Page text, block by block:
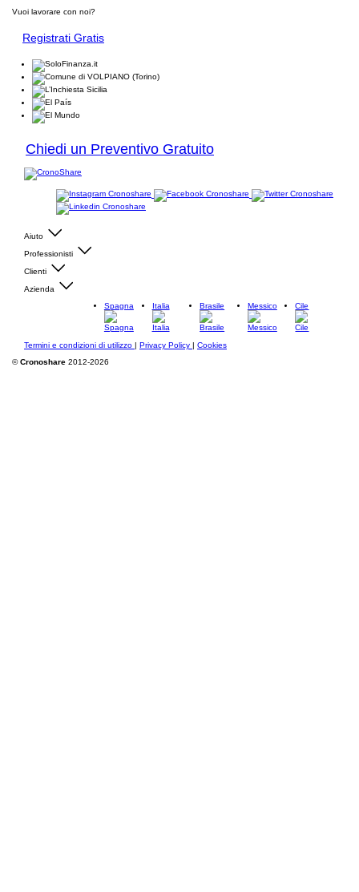
Vuoi lavorare con noi?
Registrati Gratis
Chiedi un Preventivo Gratuito
Aiuto
Professionisti
Clienti
Azienda
Spagna
Italia Brasile Messico Cile
Termini e condizioni di utilizzo | Privacy Policy | Cookies
©Cronoshare 2012-2026